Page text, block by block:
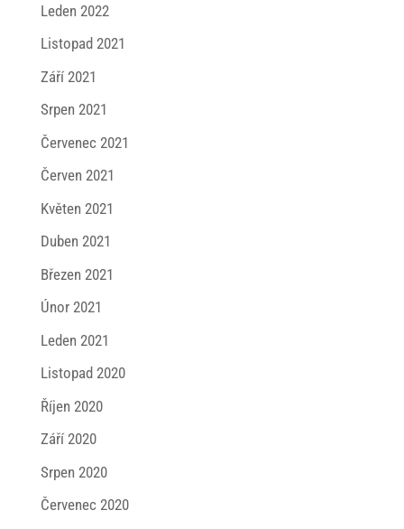
Leden 2022
Listopad 2021
Září 2021
Srpen 2021
Červenec 2021
Červen 2021
Květen 2021
Duben 2021
Březen 2021
Únor 2021
Leden 2021
Listopad 2020
Říjen 2020
Září 2020
Srpen 2020
Červenec 2020